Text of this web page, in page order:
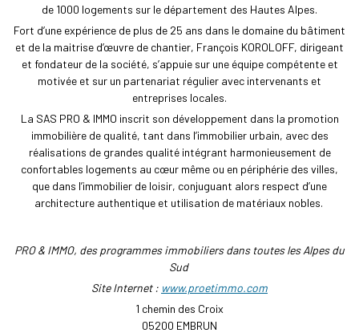
de 1000 logements sur le département des Hautes Alpes.
Fort d’une expérience de plus de 25 ans dans le domaine du bâtiment
et de la maitrise d’œuvre de chantier, François KOROLOFF, dirigeant
et fondateur de la société, s’appuie sur une équipe compétente et
motivée et sur un partenariat régulier avec intervenants et
entreprises locales.
La SAS PRO & IMMO inscrit son développement dans la promotion
immobilière de qualité, tant dans l’immobilier urbain, avec des
réalisations de grandes qualité intégrant harmonieusement de
confortables logements au cœur même ou en périphérie des villes,
que dans l’immobilier de loisir, conjuguant alors respect d’une
architecture authentique et utilisation de matériaux nobles.
PRO & IMMO, des programmes immobiliers dans toutes les Alpes du
Sud
Site Internet : www.proetimmo.com
1 chemin des Croix
05200 EMBRUN